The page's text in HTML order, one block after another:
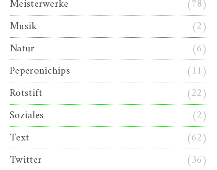
Meisterwerke
(78)
Musik
(2)
Natur
(6)
Peperonichips
(11)
Rotstift
(22)
Soziales
(2)
Text
(62)
Twitter
(36)